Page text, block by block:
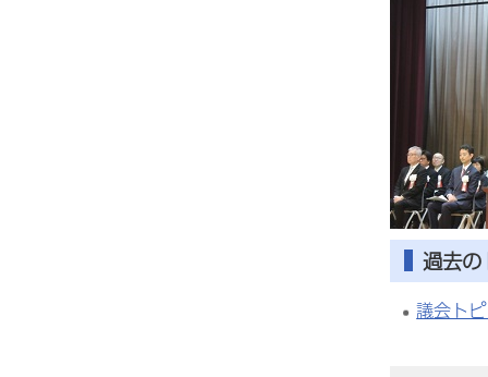
過去
議会ト